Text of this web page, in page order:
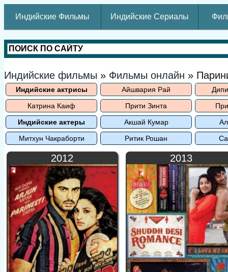
Индийские Фильмы Индийские Сериалы
Индийские фильмы » Фильмы онлайн »
Индийские актрисы Айшвария Рай
Катрина Каиф
Прити Зинта
Индийские актеры
Акшай Кумар
Митхун Чакраборти
Ритик Рошан
2012 2013